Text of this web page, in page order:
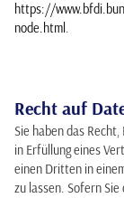
https://
node.html .
Recht auf
Sie haben das
in Erfüllung eines
einen Dritten in
zu lassen. Sofern